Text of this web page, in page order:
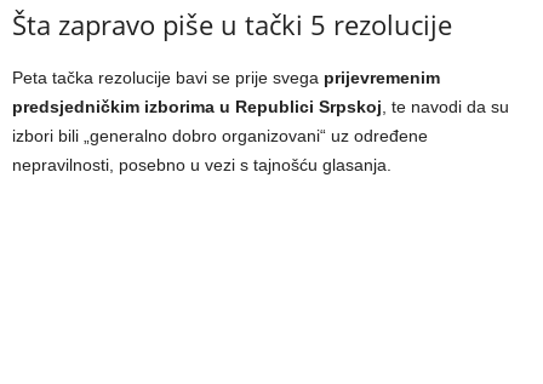
Šta zapravo piše u tački 5 rezolucije
Peta tačka rezolucije bavi se prije svega prijevremenim
predsjedničkim izborima u Republici Srpskoj , te navodi da su
izbori bili „generalno dobro organizovani“ uz određene
nepravilnosti, posebno u vezi s tajnošću glasanja.